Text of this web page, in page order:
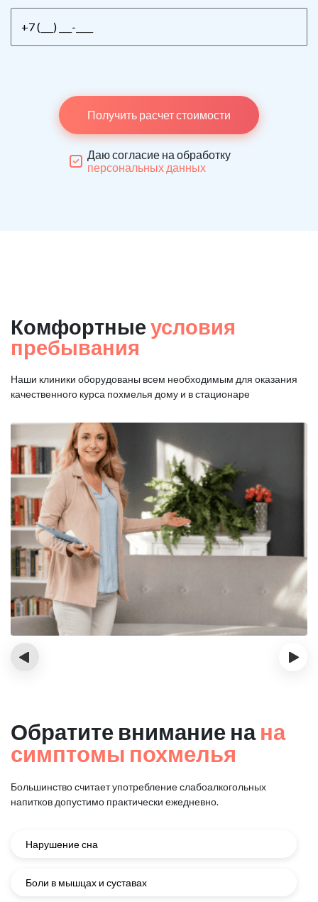
Получить расчет стоимости
Даю согласие на обработку
персональных данных
Комфортные условия
пребывания
Наши клиники оборудованы всем необходимым для оказания
качественного курса похмелья дому и в стационаре
‹ ›
Обратите внимание нана
симптомы похмелья
Большинство считает употребление слабоалкогольных
напитков допустимо практически ежедневно.
Нарушение сна
Боли в мышцах и суставах